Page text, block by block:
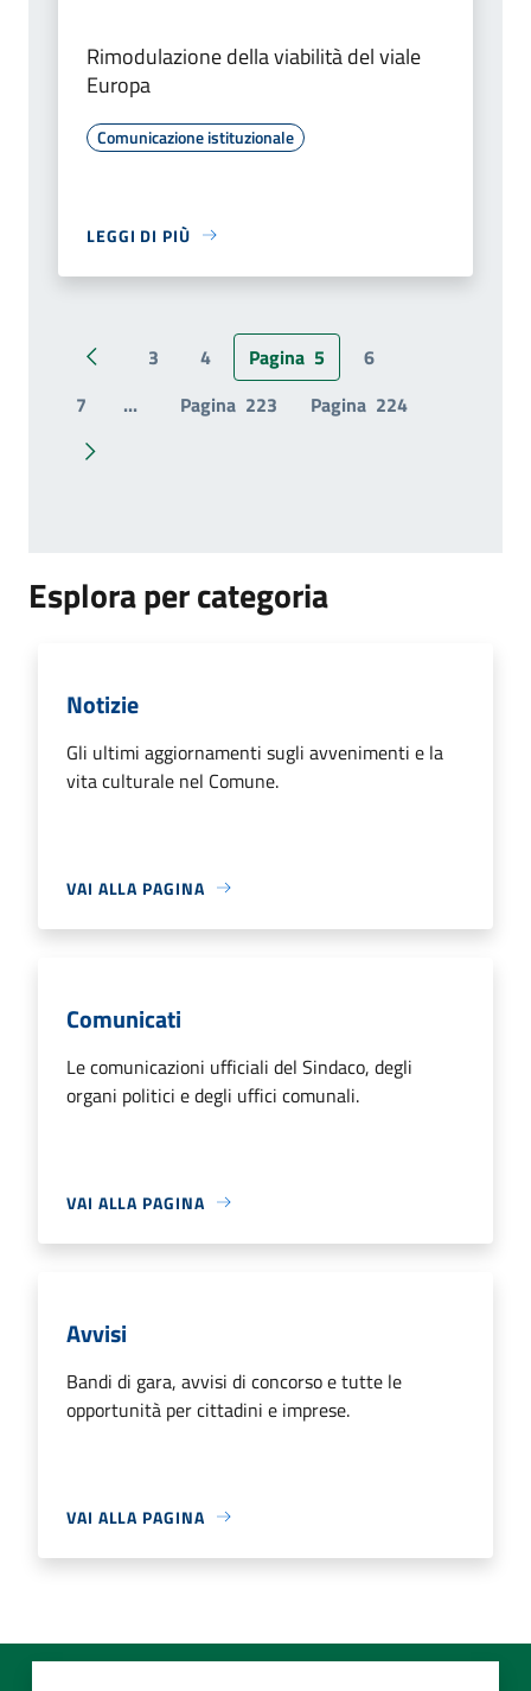
Rimodulazione della viabilità del viale
Europa
Comunicazione istituzionale
LEGGI DI PIÙ
Pagina precedente
3 4 Pagina 5
6
7
... Pagina 223 Pagina 224
Pagina successiva
Esplora per categoria
Notizie
Gli ultimi aggiornamenti sugli avvenimenti e la
vita culturale nel Comune.
VAI ALLA PAGINA
Comunicati
Le comunicazioni ufficiali del Sindaco, degli
organi politici e degli uffici comunali.
VAI ALLA PAGINA
Avvisi
Bandi di gara, avvisi di concorso e tutte le
opportunità per cittadini e imprese.
VAI ALLA PAGINA